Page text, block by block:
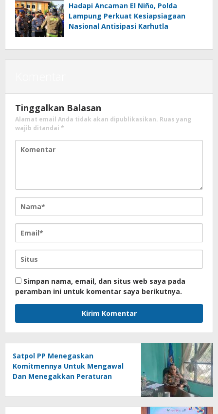
Hadapi Ancaman El Niño, Polda
Lampung Perkuat Kesiapsiagaan
Nasional Antisipasi Karhutla
Tinggalkan Balasan
Alamat email Anda tidak akan dipublikasikan. Ruas yang
wajib ditandai *
Simpan nama, email, dan situs web saya pada
peramban ini untuk komentar saya berikutnya.
Satpol PP Menegaskan
Komitmennya Untuk Mengawal
Dan Menegakkan Peraturan